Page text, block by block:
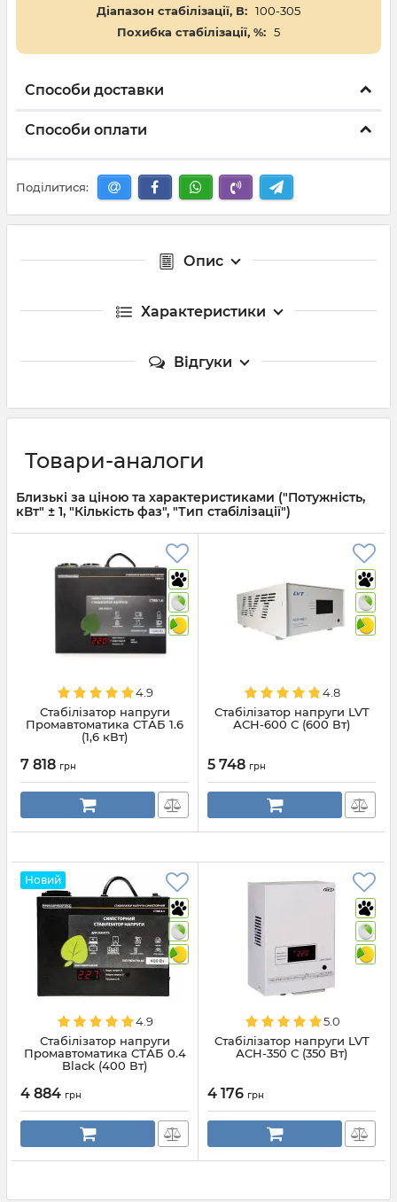
Діапазон стабілізації, В: 100-305
Похибка стабілізації, %: 5
Способи доставки
Способи оплати
Поділитися:
Опис
Характеристики
Відгуки
Товари-аналоги
Близькі за ціною та характеристиками ("Потужність,
кВт" ± 1, "Кількість фаз", "Тип стабілізації")
4.9
Стабілізатор напруги
Промавтоматика СТАБ 1.6
(1,6 кВт)
7 818 грн
4.8
Стабілізатор напруги LVT
АСН-600 С (600 Вт)
5 748 грн
Новий
4.9
Стабілізатор напруги
Промавтоматика СТАБ 0.4
Black (400 Вт)
4 884 грн
5.0
Стабілізатор напруги LVT
АСН-350 С (350 Вт)
4 176 грн